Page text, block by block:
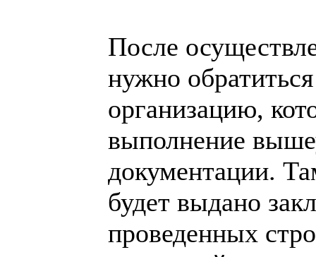
После
нужно
организацию,
выполнение
документации.
будет выдано
проведенных